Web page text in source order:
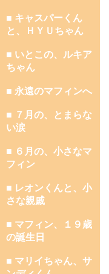
■ キャスパーくん
と、ＨＹＵちゃん
■ いとこの、ルキア
ちゃん
■ 永遠のマフィンへ
■ ７月の、とまらな
い涙
■ ６月の、小さなマ
フィン
■ レオンくんと、小
さな親戚
■ マフィン、１９歳
の誕生日
■ マリイちゃん、サ